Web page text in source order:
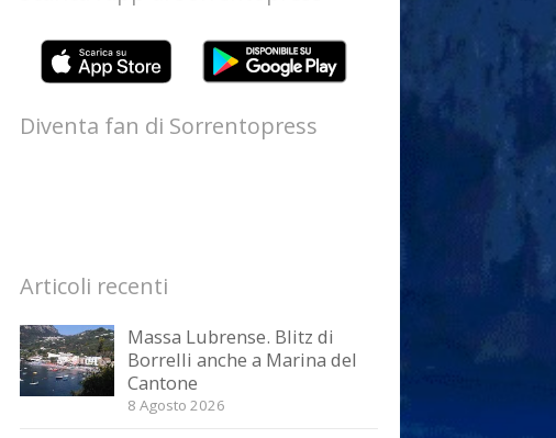
Diventa fan di Sorrentopress
Articoli recenti
Massa Lubrense. Blitz di
Borrelli anche a Marina del
Cantone
8 Agosto 2026